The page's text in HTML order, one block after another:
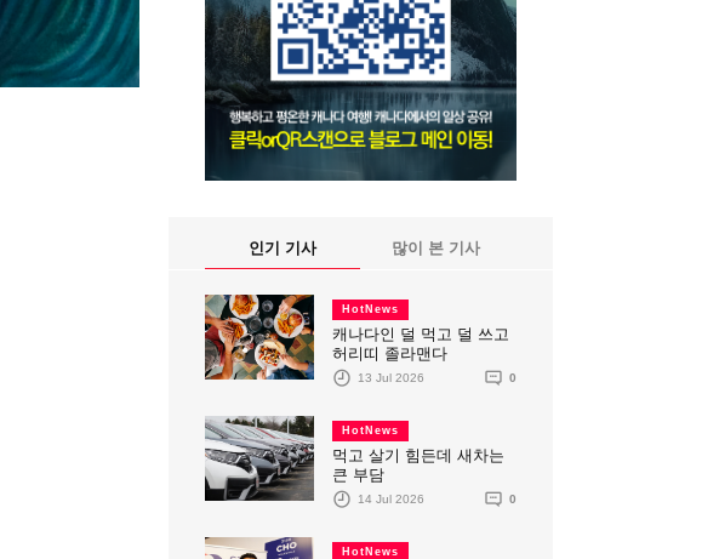
인기 기사 많이 본 기사
HotNews
캐나다인 덜 먹고 덜 쓰고
허리띠 졸라맨다
13 Jul 2026 0
HotNews
먹고 살기 힘든데 새차는
큰 부담
14 Jul 2026 0
HotNews